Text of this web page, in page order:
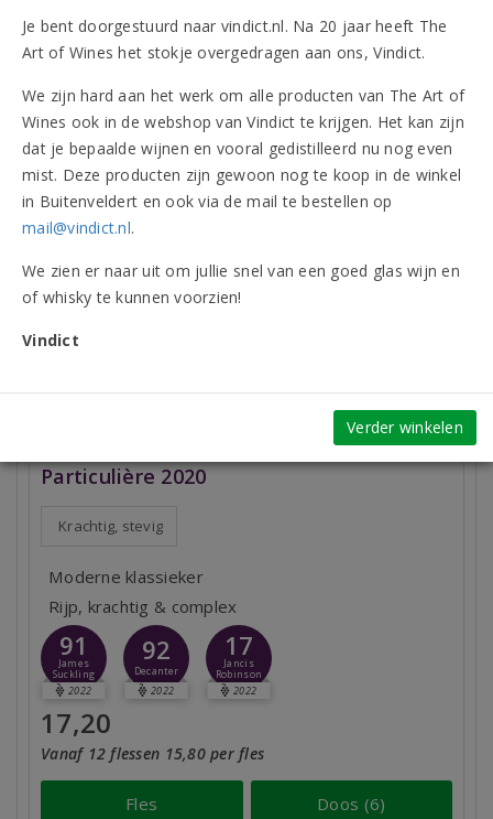
Beoordelingen
Vergelijkbare artikelen
(1 beoordeling)
Château Lamartine Cahors Cuvée
Particulière 2020
Krachtig, stevig
Moderne klassieker
Rijp, krachtig & complex
91
James
Suckling
2022
92
Decanter
2022
17
Jancis
Robinson
2022
17,20
Vanaf 12 flessen 15,80 per fles
Fles Doos (6)
Je bent doorgestuurd naar vindict.nl. Na 20 jaar heeft The
Art of Wines het stokje overgedragen aan ons, Vindict.
We zijn hard aan het werk om alle producten van The Art of
Wines ook in de webshop van Vindict te krijgen. Het kan zijn
dat je bepaalde wijnen en vooral gedistilleerd nu nog even
mist. Deze producten zijn gewoon nog te koop in de winkel
in Buitenveldert en ook via de mail te bestellen op
mail@vindict.nl.
We zien er naar uit om jullie snel van een goed glas wijn en
of whisky te kunnen voorzien!
Vindict
Verder winkelen